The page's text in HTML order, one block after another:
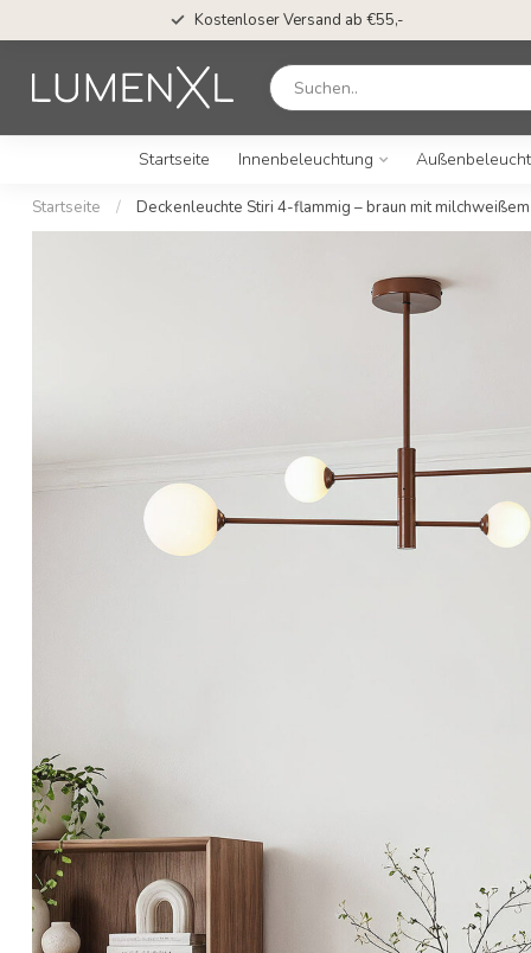
Kostenloser Versand ab €55,-
Startseite Innenbeleuchtung
Startseite / Deckenleuchte Stiri 4-flammig – braun mit